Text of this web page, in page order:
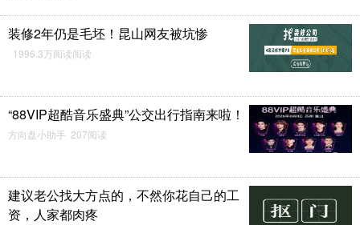
装修2年仍是毛坯！昆山网友被坑惨
1996.3万阅读阅读
“88VIP超酷音乐盛典”公交出行指南来啦！
方向盘小助手 207阅读
建议老公找大方点的，不然你花自己的工
资，人家都肉疼